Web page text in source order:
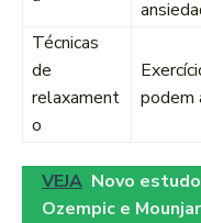
Técnicas
de
relaxament
o
podem
VEJA Novo
Ozempic e